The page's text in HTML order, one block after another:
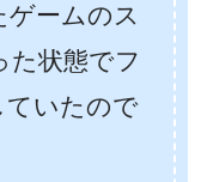
ームのス
た状態でフ
ていたので